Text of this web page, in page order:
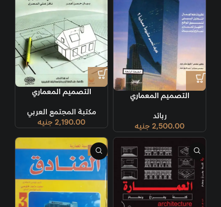
التصميم المعماري
ربائد
2,500.00 جنيه
التصميم المعماري
مكتبة المجتمع العربي
2,190.00 جنيه
-9%